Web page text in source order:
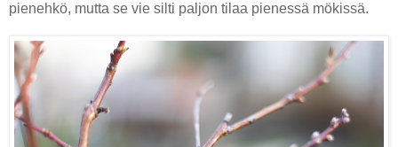
pienehkö, mutta se vie silti paljon tilaa pienessä mökissä.